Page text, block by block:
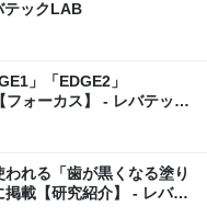
テックLAB
」「EDGE2」
フォーカス】 - レバテック
れる「歯が黒くなる塗り
載【研究紹介】 - レバテ